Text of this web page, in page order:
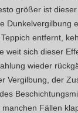
größer ist dieser
Dunkelvergilbung
entfernt,
weit sich dieser
wieder
Vergilbung, der
Fällen